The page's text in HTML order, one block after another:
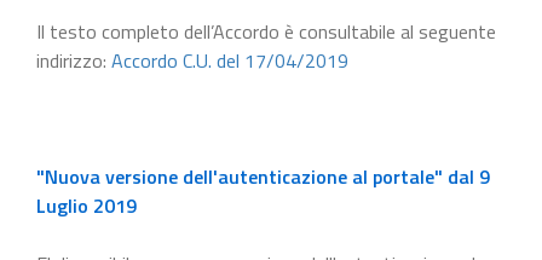
Il testo completo dell’Accordo è consultabile al seguente
indirizzo: Accordo C.U. del 17/04/2019
"Nuova versione dell'autenticazione al portale" dal 9
Luglio 2019